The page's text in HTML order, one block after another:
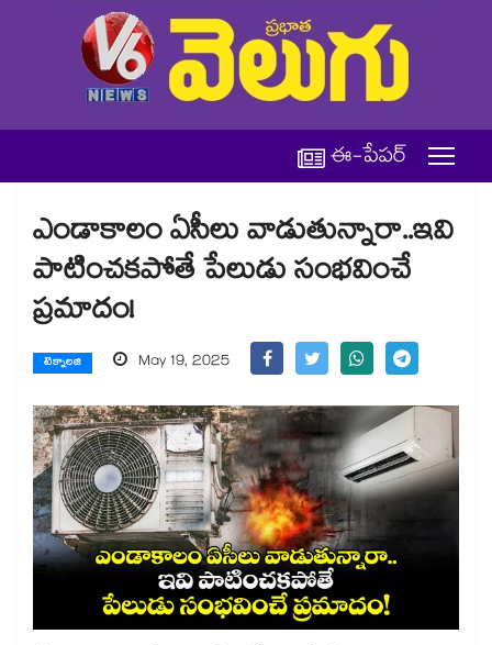
ఈ-పేపర్
ఎండాకాలం ఏసీలు వాడుతున్నారా..ఇవి
పాటించకపోతే పేలుడు సంభవించే
ప్రమాదం!
టెక్నాలజి May 19, 2025